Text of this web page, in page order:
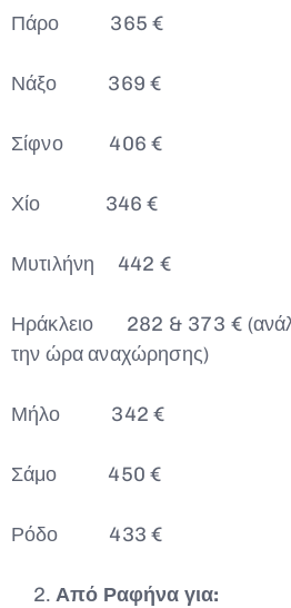
Πάρο 365 €
Νάξο 369 €
Σίφνο 406 €
Χίο 346 €
Μυτιλήνη 442 €
Ηράκλειο 282 & 373 €
την ώρα αναχώρησης)
Μήλο 342 €
Σάμο 450 €
Ρόδο 433 €
Από Ραφήνα για: